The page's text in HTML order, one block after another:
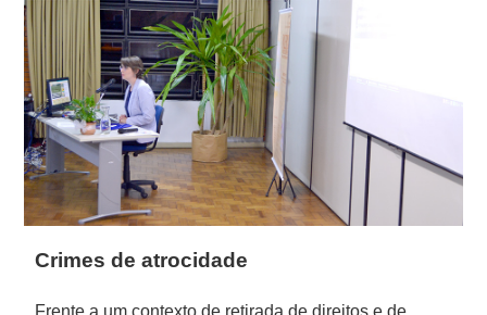
Crimes de atrocidade
Frente a um contexto de retirada de direitos e de